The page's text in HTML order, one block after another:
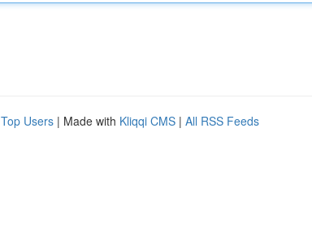
Top Users | Made with Kliqqi CMS | All RSS Feeds